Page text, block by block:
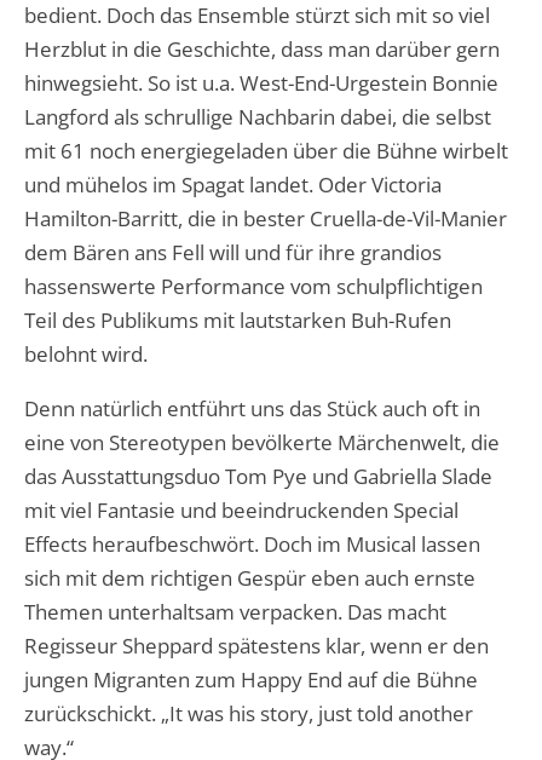
bedient. Doch das Ensemble stürzt sich mit so viel
Herzblut in die Geschichte, dass man darüber gern
hinwegsieht. So ist u.a. West-End-Urgestein Bonnie
Langford als schrullige Nachbarin dabei, die selbst
mit 61 noch energiegeladen über die Bühne wirbelt
und mühelos im Spagat landet. Oder Victoria
Hamilton-Barritt, die in bester Cruella-de-Vil-Manier
dem Bären ans Fell will und für ihre grandios
hassenswerte Performance vom schulpflichtigen
Teil des Publikums mit lautstarken Buh-Rufen
belohnt wird.
Denn natürlich entführt uns das Stück auch oft in
eine von Stereotypen bevölkerte Märchenwelt, die
das Ausstattungsduo Tom Pye und Gabriella Slade
mit viel Fantasie und beeindruckenden Special
Effects heraufbeschwört. Doch im Musical lassen
sich mit dem richtigen Gespür eben auch ernste
Themen unterhaltsam verpacken. Das macht
Regisseur Sheppard spätestens klar, wenn er den
jungen Migranten zum Happy End auf die Bühne
zurückschickt. „It was his story, just told another
way.“